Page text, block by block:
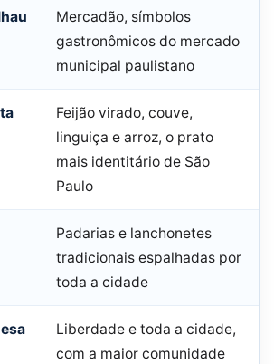
Mercadão, símbolos
gastronômicos do mercado
municipal paulistano
Feijão virado, couve,
linguiça e arroz, o prato
mais identitário de São
Paulo
Padarias e lanchonetes
tradicionais espalhadas por
toda a cidade
Liberdade e toda a cidade,
com a maior comunidade